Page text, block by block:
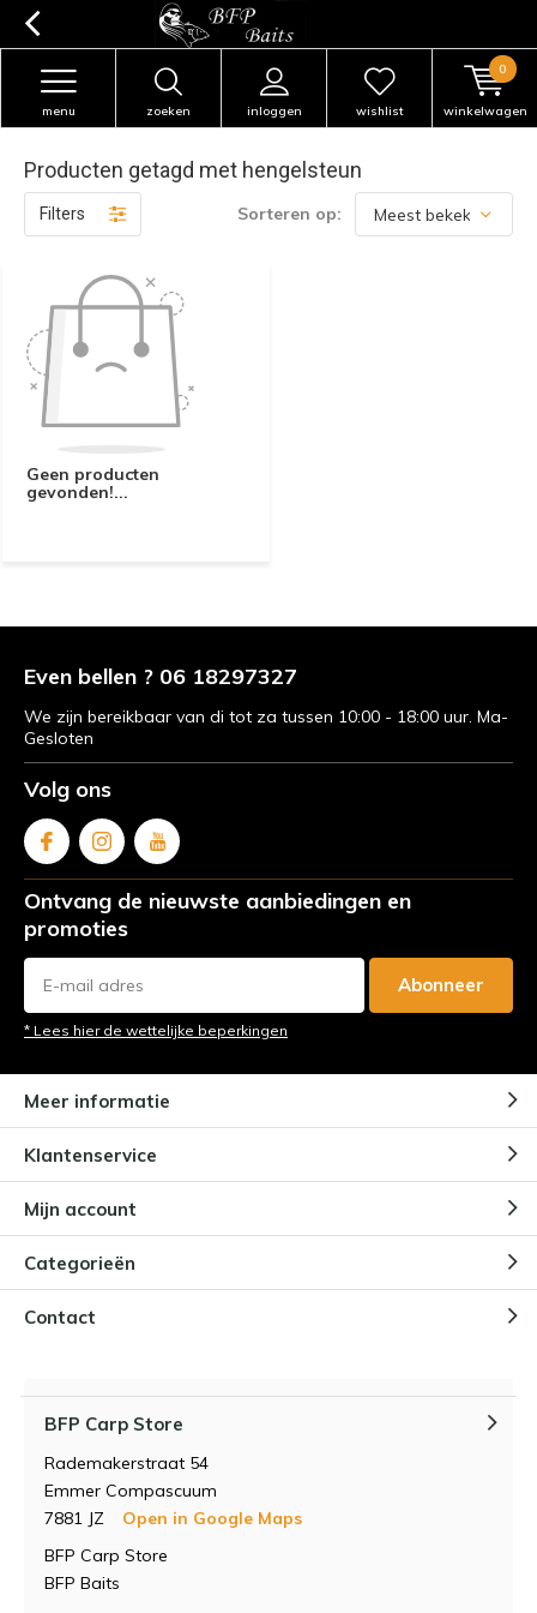
zoeken inloggen
menu wishlist winkelwagen
0
Producten getagd met hengelsteun
Filters Sorteren op:
Geen producten
gevonden!...
Even bellen ? 06 18297327
We zijn bereikbaar van di tot za tussen 10:00 - 18:00 uur. Ma-
Gesloten
Volg ons
Ontvang de nieuwste aanbiedingen en
promoties
Abonneer
* Lees hier de wettelijke beperkingen
Meer informatie
Klantenservice
Mijn account
Categorieën
Contact
BFP Carp Store
Rademakerstraat 54
Emmer Compascuum
7881 JZ
Open in Google Maps
BFP Carp Store
BFP Baits